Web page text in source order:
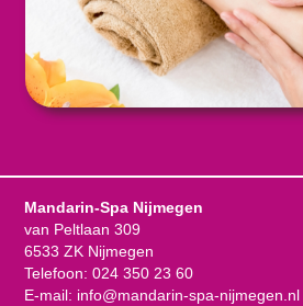
Mandarin-Spa Nijmegen
van Peltlaan 309
6533 ZK Nijmegen
Telefoon: 024 350 23 60
E-mail: info@mandarin-spa-nijmegen.nl